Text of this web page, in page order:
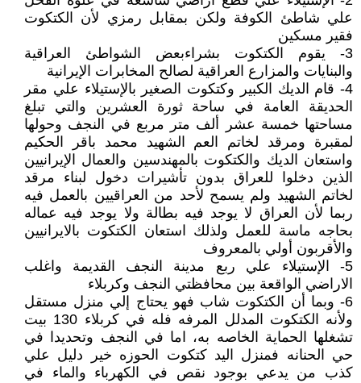
علي شاطئ الكوفة ولكن بمقابل رمزي لأن الكتكوت
فقير مسكين
3- يقوم الكتكوت بشراءبعض الشواطئ العراقية
والبنايات والمزارع العراقية لصالح المخابرات الإيرانية
4- قام الديك الكبير وكتكوت الصغير بالإستيلاء علي مقر
الحديقة العامة في ساحة ثورة العشرين والتي تبلغ
مساحتها خمسة عشر ألف متر مربع في النجف وحولها
لمقبرة ومرقد لخاتم العم الشهيد محمد باقر الحكيم
واستعان الديك والكتكوت بالمهندسين والعمال الإيرانيين
الذين دخلوا للعراق بدون تأشيرات دخول لبناء مرقد
لخاتم الشهيد ولم يسمح لأحد من العراقيين بالعمل فيه
ربما لأن العراق لا يوجد فيه بطالة ولا يوجد فيه عماله
بحاجه ماسة للعمل ولذلك استعان الكتكوت بالايرانيين
والأقربون أولي بالمعروف
5- الإستيلاء علي ربع مدينة النجف القديمة واغلب
الاراضي الواقعة بين محافظتي النجف وكربلاء
6- وبما أن الكتكوت شاب فهو يحتاج إلي منزل مستقل
ولأنه الكتكوت المدلل المرفه فله في كربلاء 130 بيت
تشغلها الحماية الخاصه به، اما في النجف وتحديدا في
حي الحنانه فمنزل اليد كتكوت الحوزه خير دليل علي
كذب من يدعي بوجود نقص في الكهرباء والماء في